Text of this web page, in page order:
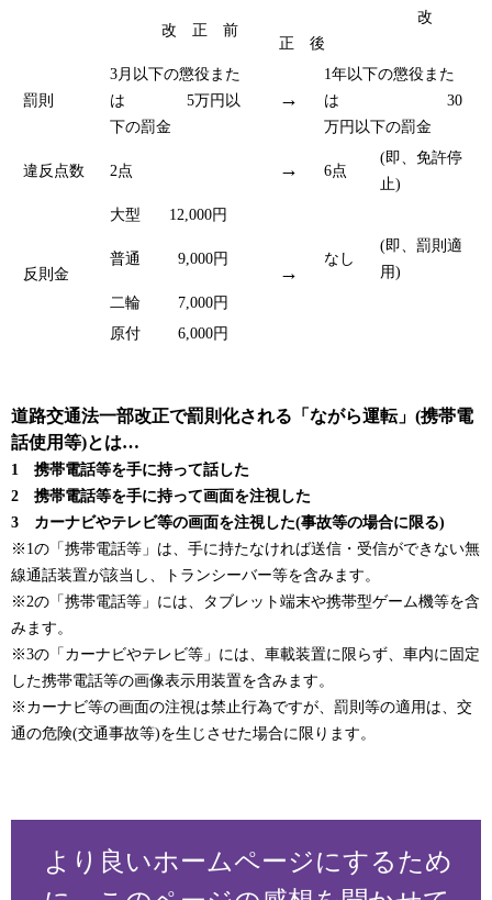
改 正 前
改
正 後
罰則
3月以下の懲役また
は 5万円以
下の罰金
→
1年以下の懲役また
は 30
万円以下の罰金
違反点数 2点 → 6点
(即、免許停
止)
反則金
大型 12,000円
→
普通 9,000円 なし
(即、罰則適
用)
二輪
7,000円
原付
6,000円
道路交通法一部改正で罰則化される「ながら運転」(携帯電
話使用等)とは…
1 携帯電話等を手に持って話した
2 携帯電話等を手に持って画面を注視した
3 カーナビやテレビ等の画面を注視した(事故等の場合に限る)
※1の「携帯電話等」は、手に持たなければ送信・受信ができない無
線通話装置が該当し、トランシーバー等を含みます。
※2の「携帯電話等」には、タブレット端末や携帯型ゲーム機等を含
みます。
※3の「カーナビやテレビ等」には、車載装置に限らず、車内に固定
した携帯電話等の画像表示用装置を含みます。
※カーナビ等の画面の注視は禁止行為ですが、罰則等の適用は、交
通の危険(交通事故等)を生じさせた場合に限ります。
より良いホームページにするため